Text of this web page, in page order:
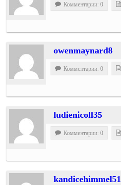
Комментарии: 0
owenmaynard8
Комментарии: 0
ludienicoll35
Комментарии: 0
kandicehimmel51